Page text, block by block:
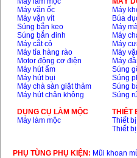
Máy vặn ốc
Máy vặn vít
Súng bắn keo
Súng bắn đinh
Máy cắt cỏ
Máy tỉa hàng rào
Motor động cơ điện
Máy hút ẩm
Máy hút bụi
Máy chà sàn giặt thảm
Máy hút chân không
DỤNG CỤ LÀM MỘC
Máy làm mộc
Máy
Búa
Máy
Máy
Máy
Máy
Máy
Súng
Súng
Súng
Súng
THIÊT
Thiết
Thiết
PHỤ TÙNG PHỤ KIỆN: Mũi khoan